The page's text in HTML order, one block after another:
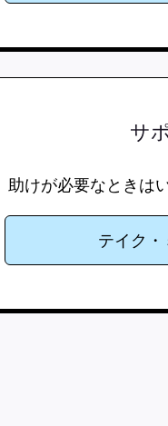
サ
助けが必要なときは
テイク